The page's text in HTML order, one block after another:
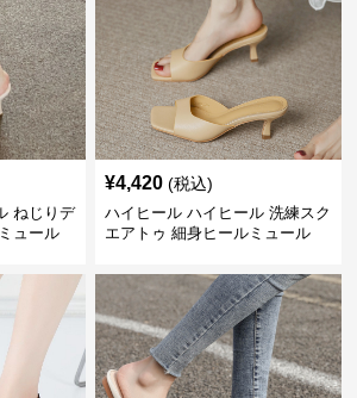
ねじりデ
ュール
¥4,420 (税込)
ハイヒール ハイヒール 洗練スク
エアトゥ 細身ヒールミュール